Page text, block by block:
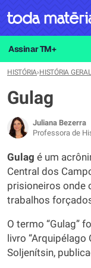
Assinar TM+
HISTÓRIA›HISTÓRIA GERAL
Gulag
Juliana Bezerra
Professora de
Gulag é um
Central dos
prisioneiros onde
trabalhos
O termo “Gulag”
livro “Arquipélago
Soljenítsin,